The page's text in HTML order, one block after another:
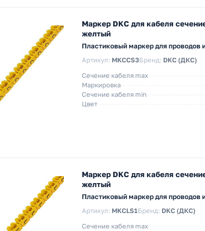
Маркер DKC для кабеля
желтый
Пластиковый маркер для проводов
Артикул: MKCCS3Бренд: DKC (ДКС)
Сечение кабеля max
Маркировка
Сечение кабеля min
Цвет
Маркер DKC для кабеля
желтый
Пластиковый маркер для проводов
Артикул: MKCLS1Бренд: DKC (ДКС)
Сечение кабеля max